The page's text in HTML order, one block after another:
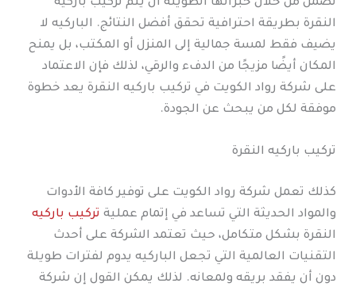
تضمن من خلال خبراتها الطويلة أن يتم تركيب باركيه
النقرة بطريقة احترافية تحقق أفضل النتائج. الباركيه لا
يضيف فقط لمسة جمالية إلى المنزل أو المكتب، بل يمنح
المكان أيضًا مزيجًا من الدفء والرقي، لذلك فإن الاعتماد
على شركة رواد الكويت في تركيب باركيه النقرة يعد خطوة
موفقة لكل من يبحث عن الجودة.
تركيب باركيه النقرة
كذلك تعمل شركة رواد الكويت على توفير كافة الأدوات
والمواد الحديثة التي تساعد في إتمام عملية تركيب باركيه
النقرة بشكل متكامل، حيث تعتمد الشركة على أحدث
التقنيات العالمية التي تجعل الباركيه يدوم لفترات طويلة
دون أن يفقد بريقه ولمعانه. لذلك يمكن القول إن شركة